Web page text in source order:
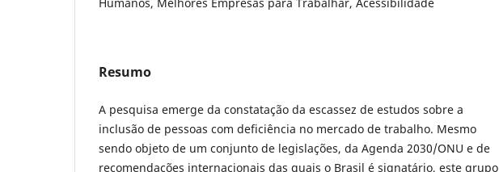
Resumo
A pesquisa emerge da constatação da escassez de estudos sobre a
inclusão de pessoas com deficiência no mercado de trabalho. Mesmo
sendo objeto de um conjunto de legislações, da Agenda 2030/ONU e de
recomendações internacionais das quais o Brasil é signatário, este grupo